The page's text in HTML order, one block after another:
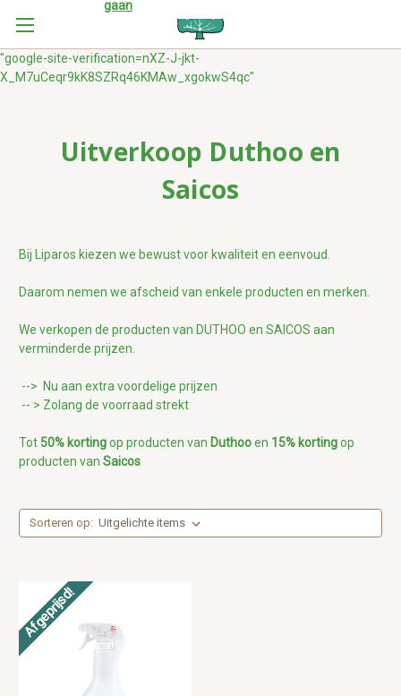
"google-site-verification=nXZ-J-jkt-
X_M7uCeqr9kK8SZRq46KMAw_xgokwS4qc"
gaan
Uitverkoop Duthoo en
Saicos
Bij Liparos kiezen we bewust voor kwaliteit en eenvoud.
Daarom nemen we afscheid van enkele producten en merken.
We verkopen de producten van DUTHOO en SAICOS aan
verminderde prijzen.
--> Nu aan extra voordelige prijzen
-- > Zolang de voorraad strekt
Tot 50% kortingop producten van Duthooen 15% kortingop
producten van Saicos
Sorteren op:
Afgeprijsd!